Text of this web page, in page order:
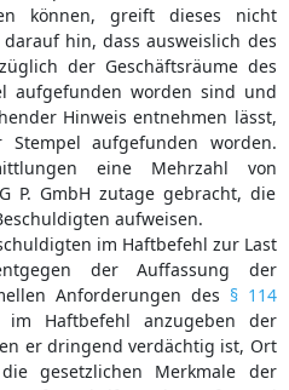
können, greift dieses nicht
hin, dass ausweislich des
der Geschäftsräume des
aufgefunden worden sind und
Hinweis entnehmen lässt,
aufgefunden worden.
eine Mehrzahl von
P. GmbH zutage gebracht, die
aufweisen.
im Haftbefehl zur Last
der Auffassung der
Anforderungen des § 114
Haftbefehl anzugeben der
er dringend verdächtig ist, Ort
gesetzlichen Merkmale der